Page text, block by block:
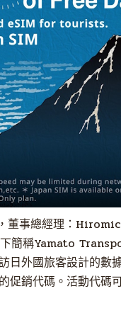
事總經理：
簡稱Yamato
日外國旅客設計的
促銷代碼。活動代